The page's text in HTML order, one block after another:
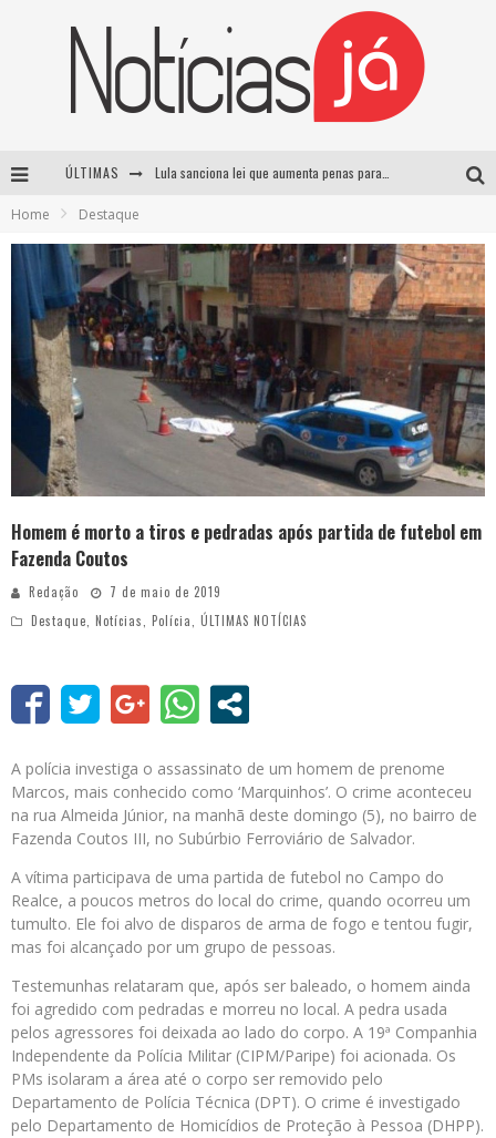
ÚLTIMAS
Operação prende dois suspeitos e cumpre mandados contra organização criminosa em Cajazeiras
Casamento de Davi Brito e Emilly Araújo está marcado para setembro e deve custar cerca de R$ 2 milhões
Home Destaque
Homem é morto a tiros e pedradas após partida de futebol em
Fazenda Coutos
Redação
7 de maio de 2019
Destaque, Notícias, Polícia, ÚLTIMAS NOTÍCIAS
A polícia investiga o assassinato de um homem de prenome
Marcos, mais conhecido como ‘Marquinhos’. O crime aconteceu
na rua Almeida Júnior, na manhã deste domingo (5), no bairro de
Fazenda Coutos III, no Subúrbio Ferroviário de Salvador.
A vítima participava de uma partida de futebol no Campo do
Realce, a poucos metros do local do crime, quando ocorreu um
tumulto. Ele foi alvo de disparos de arma de fogo e tentou fugir,
mas foi alcançado por um grupo de pessoas.
Testemunhas relataram que, após ser baleado, o homem ainda
foi agredido com pedradas e morreu no local. A pedra usada
pelos agressores foi deixada ao lado do corpo. A 19ª Companhia
Independente da Polícia Militar (CIPM/Paripe) foi acionada. Os
PMs isolaram a área até o corpo ser removido pelo
Departamento de Polícia Técnica (DPT). O crime é investigado
pelo Departamento de Homicídios de Proteção à Pessoa (DHPP).